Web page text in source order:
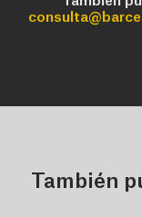
También